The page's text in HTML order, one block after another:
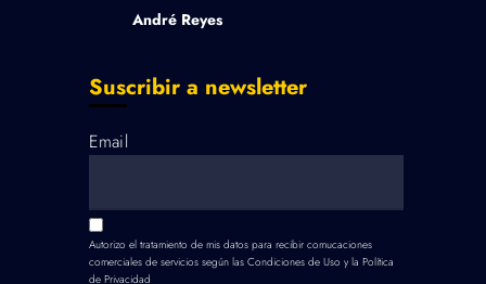
André Reyes
Suscribir a newsletter
Email
Autorizo el tratamiento de mis datos para recibir comucaciones
comerciales de servicios según las Condiciones de Uso y la Política
de Privacidad